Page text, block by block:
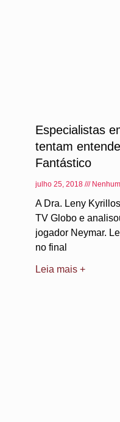
Especialistas
tentam
Fantástico
julho 25, 2018
A Dra. Leny
TV Globo e
jogador Neymar.
no final
Leia mais +